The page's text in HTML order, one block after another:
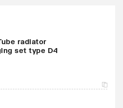
radiator
set type D4